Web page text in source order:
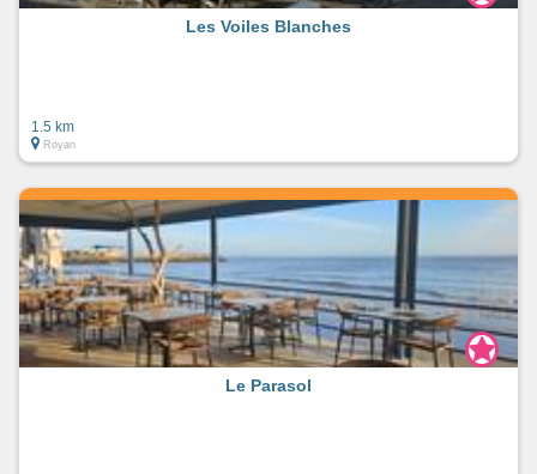
Les Voiles Blanches
1.5 km
Royan
Le Parasol